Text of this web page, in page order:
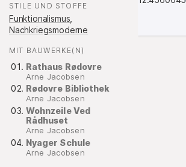
STILE UND STOFFE
Funktionalismus
Nachkriegsmoderne
MIT BAUWERKE(N)
Rathaus Rødovre
Arne Jacobsen
Rødovre Bibliothek
Arne Jacobsen
Wohnzeile Ved
Rådhuset
Arne Jacobsen
Nyager Schule
Arne Jacobsen